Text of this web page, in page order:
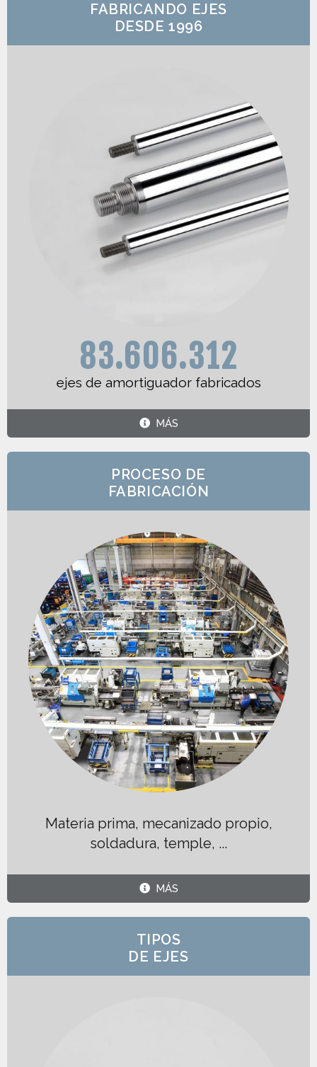
FABRICANDO EJES
DESDE 1996
98.978.993
ejes de amortiguador fabricados
MÁS
PROCESO DE
FABRICACIÓN
Materia prima, mecanizado propio,
soldadura, temple, ...
MÁS
TIPOS
DE EJES